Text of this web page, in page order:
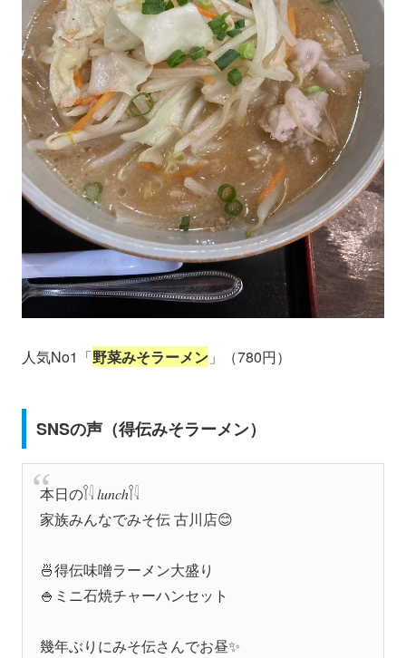
人気No1「野菜みそラーメン 」（780円）
SNSの声（得伝みそラーメン）
本日の𓌉𓇋 𝑙𝑢𝑛𝑐ℎ𓌉𓇋
家族みんなでみそ伝 古川店😊
🍜得伝味噌ラーメン大盛り
🍚ミニ石焼チャーハンセット
幾年ぶりにみそ伝さんでお昼✨️